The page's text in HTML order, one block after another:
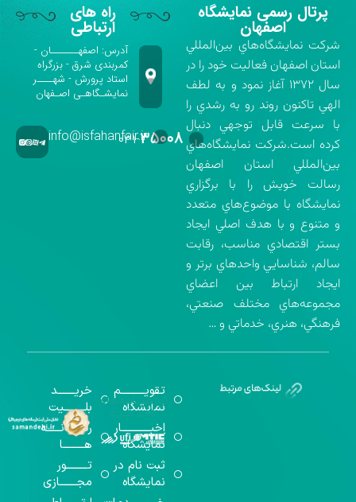
پرتال رسمی نمایشگاه
اصفهان
شركت نمايشگاه‌هاي بين‌المللي
استان اصفهان فعاليت خود را در
سال ۱۳۷۲ آغاز نمود و به لطف
الهي تاكنون روند رو به رشدي را
با سرعت قابل توجهي دنبال
كرده است.شركت نمايشگاه‌هاي
بين‌المللي استان اصفهان
رسالت خويش را با برگزاري
نمايشگاه با موضوع‌هاي متعدد
و متنوع و با هدف اصلي ايجاد
بستر اقتصادي مناسب، رقابت
سالم، شناسايي واحدهاي برتر و
ايجاد ارتباط بين اعضاي
مجموعه‌هاي مختلف صنعتي،
فرهنگي، هنري، خدماتي و …
راه های
ارتباطی
آدرس: اصفهـــــــان -
کمربندی شرق - بزرگراه
استاد پرورش - شهــــر
نمایشـگاهـی اصـفهان
۰۳۱-۳۵۰۰۸info@isfahanfair.ir
تقویــــــــــم
نمایشگاه
اخبــــــــــــار
نمایشگاه
ثبت نام در
نمایشگاه
خریـــــــد
بلـــــــــیت
رســـــانــــــه
هـــــــــا
تـــــــــور
مجـــــــازی
گواهینامه‌های
اخذ شده